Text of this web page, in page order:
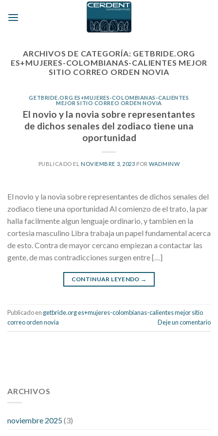
ARCHIVOS DE CATEGORÍA: GETBRIDE.ORG
ES+MUJERES-COLOMBIANAS-CALIENTES MEJOR
SITIO CORREO ORDEN NOVIA
GETBRIDE.ORG ES+MUJERES-COLOMBIANAS-CALIENTES
MEJOR SITIO CORREO ORDEN NOVIA
El novio y la novia sobre representantes
de dichos senales del zodiaco tiene una
oportunidad
PUBLICADO EL NOVIEMBRE 3, 2023 PORWADMINW
El novio y la novia sobre representantes de dichos senales del
zodiaco tiene una oportunidad Al comienzo de el trato, la par
halla facilmente algun lenguaje ordinario, y tambien en la
cortesia masculino Libra trabaja un papel fundamental acerca
de esto. Contra de mayor cercano empiezan a contactar las
gente, de mas contradicciones surgen entre […]
CONTINUAR LEYENDO →
Publicado en getbride.org es+mujeres-colombianas-calientes mejor sitio
correo orden novia
Deje un comentario
pressure 112 50
fitness trackers monitor blood pressure
high low number blood pressure
ARCHIVOS
noviembre 2025(3)